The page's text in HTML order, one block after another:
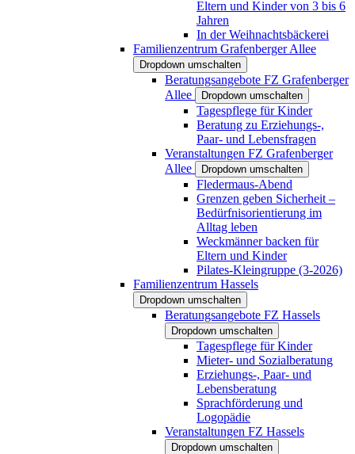
Eltern und Kinder von 3 bis 6
Jahren
In der Weihnachtsbäckerei
Familienzentrum Grafenberger Allee
Dropdown umschalten
Beratungsangebote FZ Grafenberger
Allee
Dropdown umschalten
Tagespflege für Kinder
Beratung zu Erziehungs-,
Paar- und Lebensfragen
Veranstaltungen FZ Grafenberger
Allee
Dropdown umschalten
Fledermaus-Abend
Grenzen geben Sicherheit –
Bedürfnisorientierung im
Alltag leben
Weckmänner backen für
Eltern und Kinder
Pilates-Kleingruppe (3-2026)
Familienzentrum Hassels
Dropdown umschalten
Beratungsangebote FZ Hassels
Dropdown umschalten
Tagespflege für Kinder
Mieter- und Sozialberatung
Erziehungs-, Paar- und
Lebensberatung
Sprachförderung und
Logopädie
Veranstaltungen FZ Hassels
Dropdown umschalten